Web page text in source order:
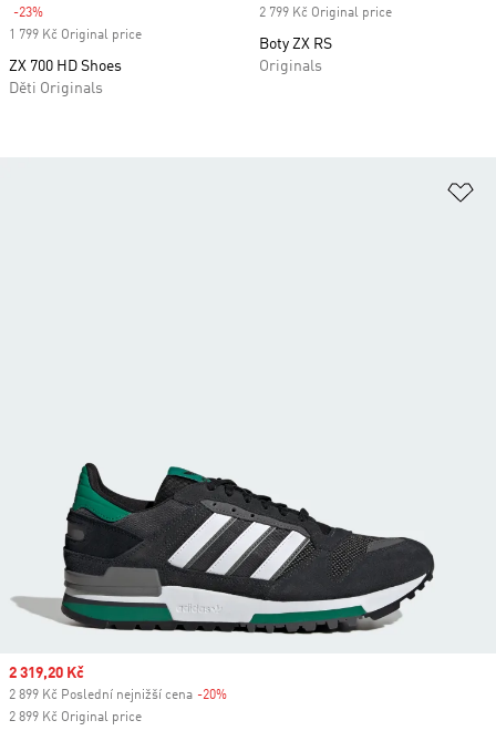
-23%
1 799 Kč Original price
ZX 700 HD Shoes
Děti Originals
2 799 Kč Original price
Boty ZX RS
Originals
Sale price
2 319,20 Kč
2 899 Kč Poslední nejnižší cena -20%
2 899 Kč Original price